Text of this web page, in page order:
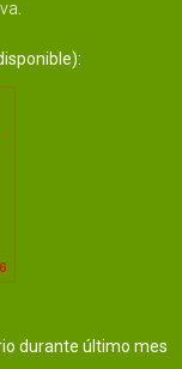
.
durante último mes